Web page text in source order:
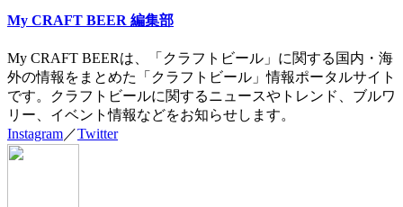
My CRAFT BEER 編集部
My CRAFT BEERは、「クラフトビール」に関する国内・海
外の情報をまとめた「クラフトビール」情報ポータルサイト
です。クラフトビールに関するニュースやトレンド、ブルワ
リー、イベント情報などをお知らせします。
Instagram／Twitter